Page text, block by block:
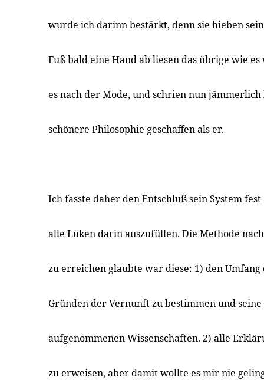
wurde ich darinn bestärkt, denn sie hieben
Fuß bald eine Hand ab liesen das übrige wie
es nach der Mode, und schrien nun
schönere Philosophie geschaffen als er.
Ich fasste daher den Entschluß sein System
alle Lüken darin auszufüllen. Die Methode
zu erreichen glaubte war diese: 1) den Umfang
Gründen der Vernunft zu bestimmen und
aufgenommenen Wissenschaften. 2) alle
zu erweisen, aber damit wollte es mir nie